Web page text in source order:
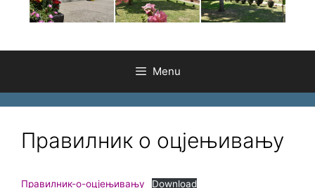
Menu
Правилник о оцјењивању
Правилник-о-оцјењивању Download